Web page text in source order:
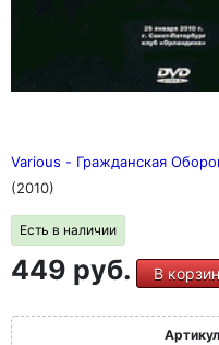
Various - Гражданская
(2010)
Есть в наличии
449 руб. В